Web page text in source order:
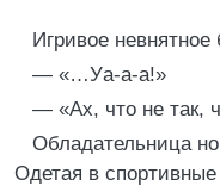
Игривое
— «…Уа-а-а!»
— «Ах, что не так,
Обладательница
Одетая в